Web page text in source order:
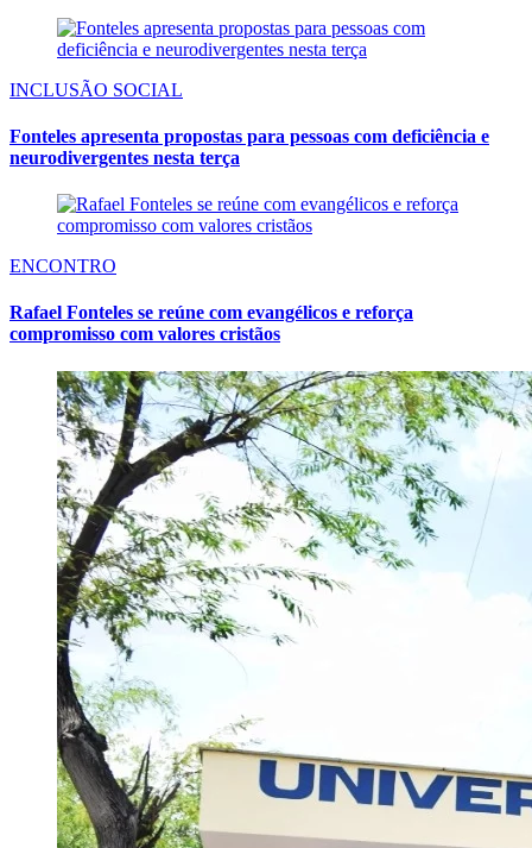
INCLUSÃO SOCIAL
Fonteles apresenta propostas para pessoas com deficiência e
neurodivergentes nesta terça
ENCONTRO
Rafael Fonteles se reúne com evangélicos e reforça
compromisso com valores cristãos